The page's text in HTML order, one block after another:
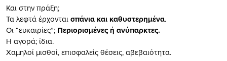
Και στην πράξη;
Τα λεφτά έρχονταισπάνια και καθυστερημένα.
Οι “ευκαιρίες”; Περιορισμένες ή ανύπαρκτες.
Η αγορά; ίδια.
Χαμηλοί μισθοί, επισφαλείς θέσεις, αβεβαιότητα.